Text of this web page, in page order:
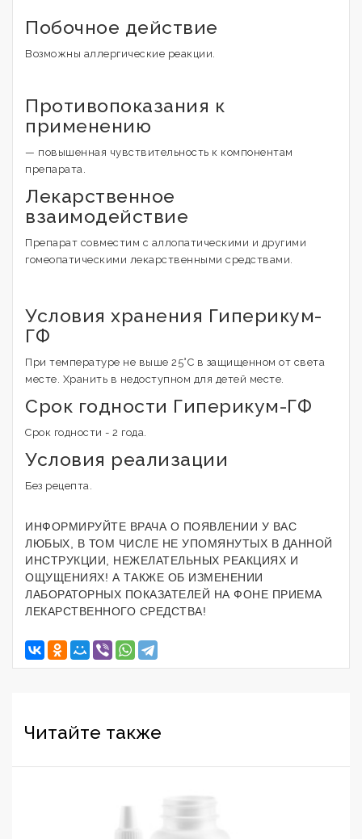
Побочное действие
Возможны аллергические реакции.
Противопоказания к
применению
— повышенная чувствительность к компонентам
препарата.
Лекарственное
взаимодействие
Препарат совместим с аллопатическими и другими
гомеопатическими лекарственными средствами.
Условия хранения Гиперикум-
ГФ
При температуре не выше 25°С в защищенном от света
месте. Хранить в недоступном для детей месте.
Срок годности Гиперикум-ГФ
Срок годности - 2 года.
Условия реализации
Без рецепта.
ИНФОРМИРУЙТЕ ВРАЧА О ПОЯВЛЕНИИ У ВАС
ЛЮБЫХ, В ТОМ ЧИСЛЕ НЕ УПОМЯНУТЫХ В ДАННОЙ
ИНСТРУКЦИИ, НЕЖЕЛАТЕЛЬНЫХ РЕАКЦИЯХ И
ОЩУЩЕНИЯХ! А ТАКЖЕ ОБ ИЗМЕНЕНИИ
ЛАБОРАТОРНЫХ ПОКАЗАТЕЛЕЙ НА ФОНЕ ПРИЕМА
ЛЕКАРСТВЕННОГО СРЕДСТВА!
Читайте также